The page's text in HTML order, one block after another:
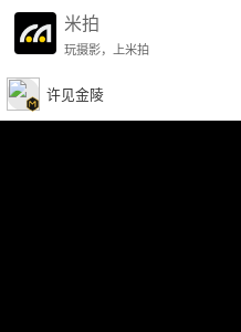
米拍
玩摄影，上米拍
许见金陵